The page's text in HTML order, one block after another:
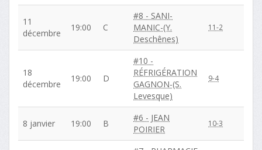
11
décembre
19:00 C
#8 - SANI-
MANIC-(Y.
Deschênes)
11-2
18
décembre
19:00 D
#10 -
RÉFRIGÉRATION
GAGNON-(S.
Levesque)
9-4
8 janvier 19:00 B
#6 - JEAN
POIRIER
10-3